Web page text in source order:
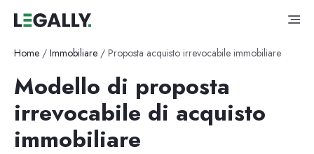
Home / Immobiliare / Proposta acquisto irrevocabile immobiliare
Modello di proposta
irrevocabile di acquisto
immobiliare